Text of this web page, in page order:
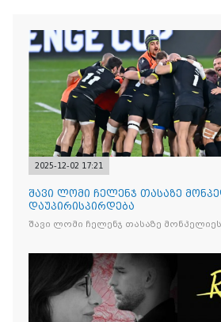
2025-12-02 17:21
შავი ლომი ჩელენჯ თასაზე
დაუპირისპირდება
შავი ლომი ჩელენჯ თასაზე